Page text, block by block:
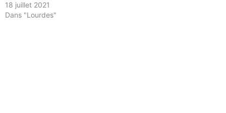
18 juillet 2021
Dans "Lourdes"